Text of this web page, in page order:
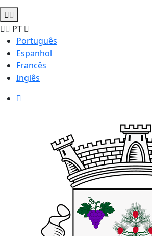
PT
Português
Espanhol
Francês
Inglês